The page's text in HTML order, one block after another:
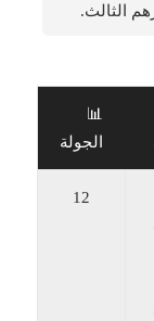
الثالث.
📊
الجولة
12